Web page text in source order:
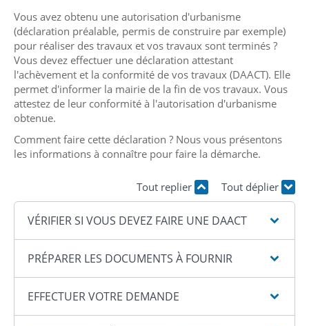
Vous avez obtenu une autorisation d'urbanisme
(déclaration préalable, permis de construire par exemple)
pour réaliser des travaux et vos travaux sont terminés ?
Vous devez effectuer une déclaration attestant
l'achèvement et la conformité de vos travaux (DAACT). Elle
permet d'informer la mairie de la fin de vos travaux. Vous
attestez de leur conformité à l'autorisation d'urbanisme
obtenue.
Comment faire cette déclaration ? Nous vous présentons
les informations à connaître pour faire la démarche.
Tout replier Tout déplier
VÉRIFIER SI VOUS DEVEZ FAIRE UNE DAACT
PRÉPARER LES DOCUMENTS À FOURNIR
EFFECTUER VOTRE DEMANDE